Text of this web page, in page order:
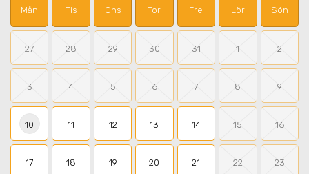
Mån Tis Ons Tor Fre Lör Sön
27 28 29 30 31 1 2
3 4 5 6 7 8 9
10 11 12 13 14 15 16
17 18 19 20 21 22 23